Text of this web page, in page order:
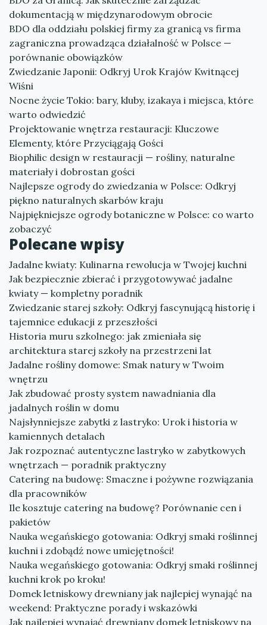
dokumentacją w międzynarodowym obrocie
BDO dla oddziału polskiej firmy za granicą vs firma
zagraniczna prowadząca działalność w Polsce —
porównanie obowiązków
Zwiedzanie Japonii: Odkryj Urok Krajów Kwitnącej
Wiśni
Nocne życie Tokio: bary, kluby, izakaya i miejsca, które
warto odwiedzić
Projektowanie wnętrza restauracji: Kluczowe
Elementy, które Przyciągają Gości
Biophilic design w restauracji — rośliny, naturalne
materiały i dobrostan gości
Najlepsze ogrody do zwiedzania w Polsce: Odkryj
piękno naturalnych skarbów kraju
Najpiękniejsze ogrody botaniczne w Polsce: co warto
zobaczyć
Polecane wpisy
Jadalne kwiaty: Kulinarna rewolucja w Twojej kuchni
Jak bezpiecznie zbierać i przygotowywać jadalne
kwiaty — kompletny poradnik
Zwiedzanie starej szkoły: Odkryj fascynującą historię i
tajemnice edukacji z przeszłości
Historia muru szkolnego: jak zmieniała się
architektura starej szkoły na przestrzeni lat
Jadalne rośliny domowe: Smak natury w Twoim
wnętrzu
Jak zbudować prosty system nawadniania dla
jadalnych roślin w domu
Najsłynniejsze zabytki z lastryko: Urok i historia w
kamiennych detalach
Jak rozpoznać autentyczne lastryko w zabytkowych
wnętrzach — poradnik praktyczny
Catering na budowę: Smaczne i pożywne rozwiązania
dla pracowników
Ile kosztuje catering na budowę? Porównanie cen i
pakietów
Nauka wegańskiego gotowania: Odkryj smaki roślinnej
kuchni i zdobądź nowe umiejętności!
Nauka wegańskiego gotowania: Odkryj smaki roślinnej
kuchni krok po kroku!
Domek letniskowy drewniany jak najlepiej wynająć na
weekend: Praktyczne porady i wskazówki
Jak najlepiej wynająć drewniany domek letniskowy na